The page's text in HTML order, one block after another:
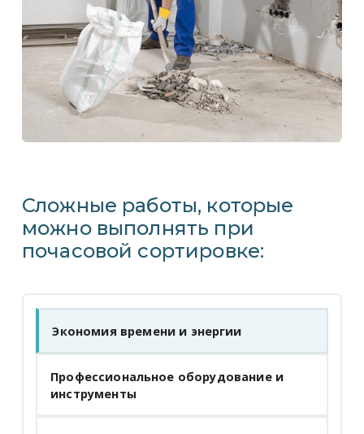
Сложные работы, которые
можно выполнять при
почасовой сортировке:
Экономия времени и энергии
Профессиональное оборудование и
инструменты